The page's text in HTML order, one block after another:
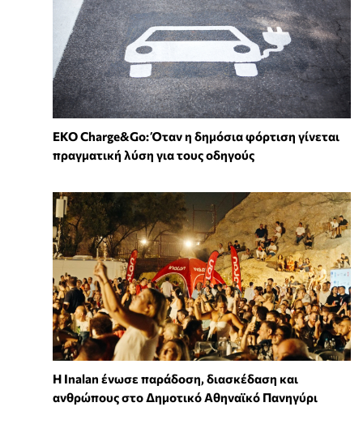
EKO Charge&Go: Όταν η δημόσια φόρτιση γίνεται
πραγματική λύση για τους οδηγούς
Η Inalan ένωσε παράδοση, διασκέδαση και
ανθρώπους στο Δημοτικό Αθηναϊκό Πανηγύρι